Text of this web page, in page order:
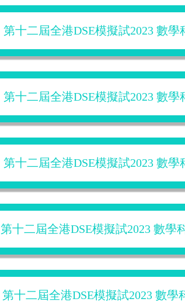
第十二屆全港DSE模擬試2023 數學
第十二屆全港DSE模擬試2023 數學
第十二屆全港DSE模擬試2023 數學
第十二屆全港DSE模擬試2023 數學
第十二屆全港DSE模擬試2023 數學